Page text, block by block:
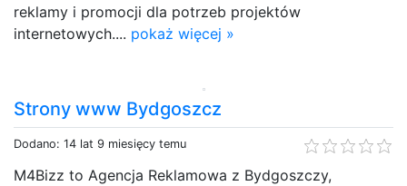
reklamy i promocji dla potrzeb projektów
internetowych.... pokaż więcej »
Strony www Bydgoszcz
Dodano: 14 lat 9 miesięcy temu
M4Bizz to Agencja Reklamowa z Bydgoszczy,